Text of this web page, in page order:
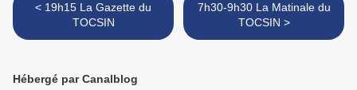
< 19h15 La Gazette du
TOCSIN
7h30-9h30 La Matinale du
TOCSIN >
Hébergé par Canalblog